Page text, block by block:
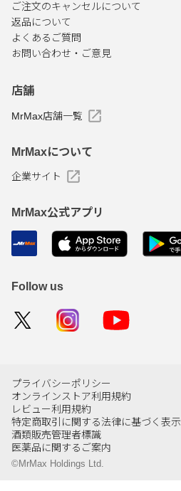
ご注文のキャンセルについて
返品について
よくあるご質問
お問い合わせ・ご意見
店舗
MrMax店舗一覧
MrMaxについて
企業サイト
MrMax公式アプリ
Follow us
プライバシーポリシー
オンラインストア利用規約
レビュー利用規約
特定商取引に関する法律に基づく表示
酒類販売管理者標識
医薬品に関するご案内
©MrMax Holdings Ltd.